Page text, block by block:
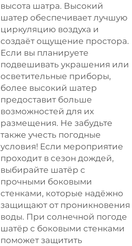
высота шатра. Высокий
шатер обеспечивает лучшую
циркуляцию воздуха и
создаёт ощущение простора.
Если вы планируете
подвешивать украшения или
осветительные приборы,
более высокий шатер
предоставит больше
возможностей для их
размещения. Не забудьте
также учесть погодные
условия! Если мероприятие
проходит в сезон дождей,
выбирайте шатёр с
прочными боковыми
стенками, которые надёжно
защищают от проникновения
воды. При солнечной погоде
шатёр с боковыми стенками
поможет защитить